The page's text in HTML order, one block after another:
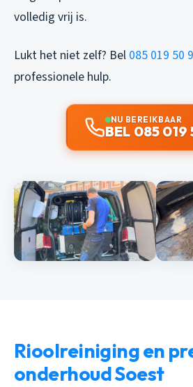
volledig vrij is.
Lukt het niet zelf? Bel 085 019 50
professionele hulp.
NU BEREIKBAAR
BEL 085 019
Rioolreiniging en
onderhoud Soest